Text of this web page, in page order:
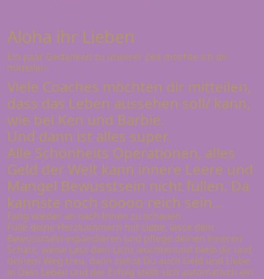
Aloha ihr Lieben
Ein paar Gedanken zu unserer Zeit möchte ich dir
mitteilen.
Viele Coaches möchten dir mitteilen,
dass das Leben aussehen soll/ kann,
wie bei Ken und Barbie.
Und dann ist alles super.
Alle Schönheits Operationen, alles
Geld der Welt kann innere Leere und
Mangel Bewusstsein nicht füllen. Da
kannste noch soooo reich sein…
Fang wieder an nach Innen zu schauen
Fülle deine Herzkammern mit Liebe, lasse dein
Bewusstsein expandieren und pflege deinen inneren
Schatz, weise Lass dein Licht leuchtenund bleib dir und
deinem Weg treu, dann ziehst Du auch Geld und Liebe
in Dein Leben und der Erfolg stellt sich automatisch ein